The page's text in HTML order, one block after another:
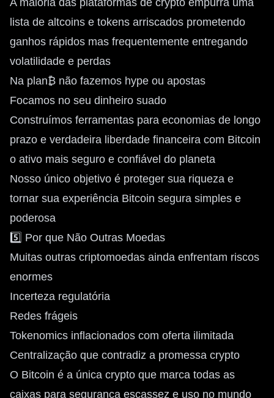
A maioria das plataformas de crypto empurra uma
lista de altcoins e tokens arriscados prometendo
ganhos rápidos mas frequentemente entregando
volatilidade e perdas
Na plan₿ não fazemos hype ou apostas
Focamos no seu dinheiro suado
Construímos ferramentas para economias de longo
prazo e verdadeira liberdade financeira com Bitcoin
o ativo mais seguro e confiável do planeta
Nosso único objetivo é proteger sua riqueza e
tornar sua experiência Bitcoin segura simples e
poderosa
5️⃣ Por que Não Outras Moedas
Muitas outras criptomoedas ainda enfrentam riscos
enormes
Incerteza regulatória
Redes frágeis
Tokenomics inflacionados com oferta ilimitada
Centralização que contradiz a promessa crypto
O Bitcoin é a única crypto que marca todas as
caixas para segurança escassez e uso no mundo